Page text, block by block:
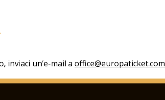
inviaci un’e-mail aoffice@europaticket.com